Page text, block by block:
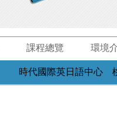
課程總覽 環境
時代國際英日語中心